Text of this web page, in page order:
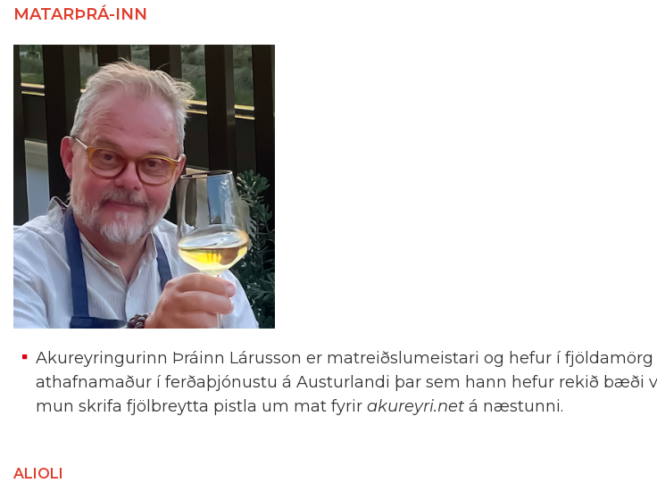
MATARÞRÁ-INN
Akureyringurinn Þráinn Lárusson er matreiðslumeistari og hefur í fjöldamörg
athafnamaður í ferðaþjónustu á Austurlandi þar sem hann hefur rekið bæði
mun skrifa fjölbreytta pistla um mat fyrir akureyri.net á næstunni.
ALIOLI